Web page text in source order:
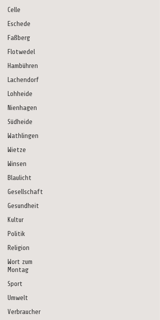
Celle
Eschede
Faßberg
Flotwedel
Hambühren
Lachendorf
Lohheide
Nienhagen
Südheide
Wathlingen
Wietze
Winsen
Blaulicht
Gesellschaft
Gesundheit
Kultur
Politik
Religion
Wort zum
Montag
Sport
Umwelt
Verbraucher